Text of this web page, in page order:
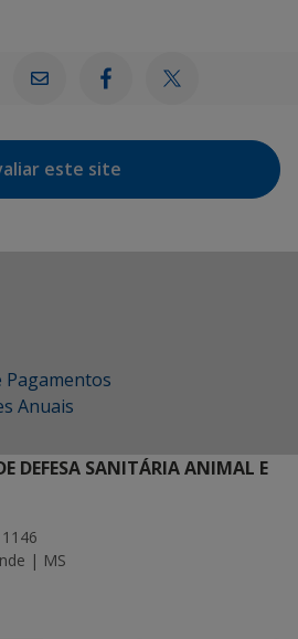
este site
Pagamentos
Anuais
DEFESA SANITÁRIA ANIMAL E
| MS